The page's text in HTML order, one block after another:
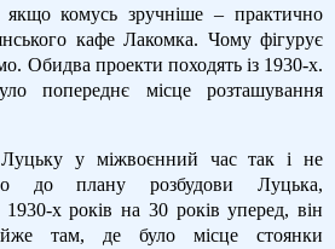
комусь зручніше – практично
кафе Лакомка. Чому фігурує
Обидва проекти походять із 1930-х.
попереднє місце розташування
у міжвоєнний час так і не
до плану розбудови Луцька,
1930-х років на 30 років уперед, він
там, де було місце стоянки